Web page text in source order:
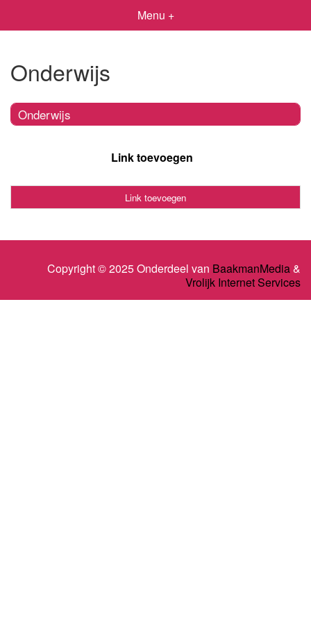
Menu +
Onderwijs
Onderwijs
Link toevoegen
Link toevoegen
Copyright © 2025 Onderdeel van BaakmanMedia&
Vrolijk Internet Services